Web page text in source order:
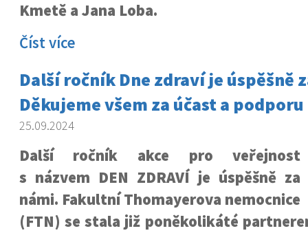
Kmetě a Jana Loba.
Číst více
Další ročník Dne zdraví je úspěšně
Děkujeme všem za účast a podporu
25.09.2024
Další ročník akce pro veřejnost
s názvem DEN ZDRAVÍ je úspěšně za
námi. Fakultní Thomayerova nemocnice
(FTN) se stala již poněkolikáté